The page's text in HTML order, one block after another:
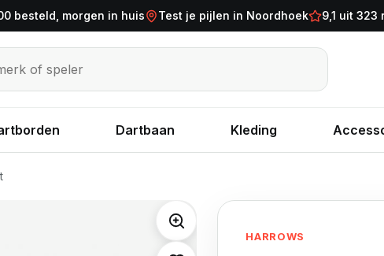
besteld, morgen in huis Test je pijlen in Noordhoek 9,1 uit 323
speler
Dartbaan Kleding
HARROWS